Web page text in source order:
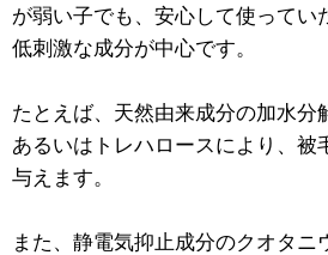
が弱い子でも、安心して使ってい
低刺激な成分が中心です。
たとえば、天然由来成分の加水分
あるいはトレハロースにより、被
与えます。
また、静電気抑止成分のクオタニ